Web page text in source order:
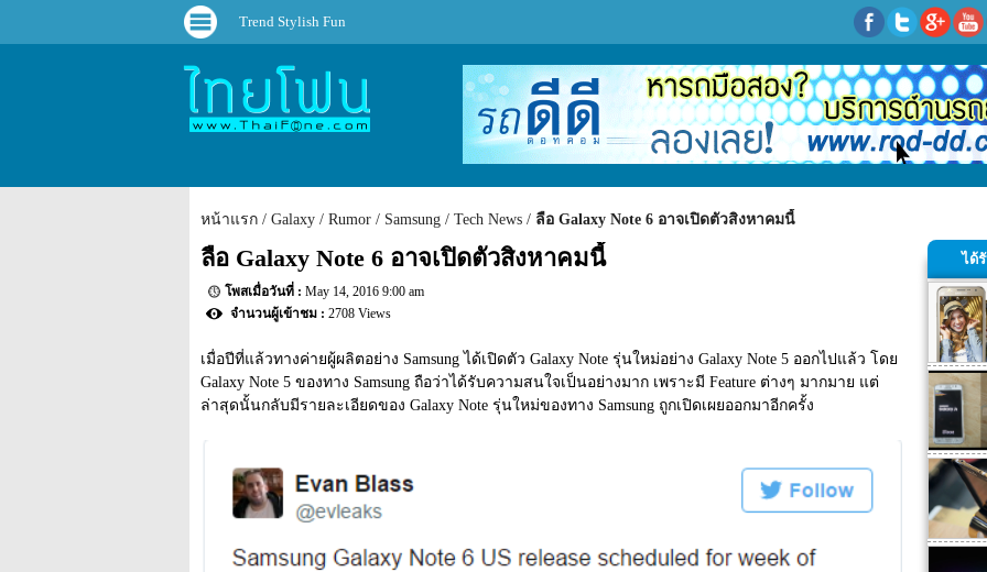
Trend Stylish Fun
หน้าแรก Galaxy Rumor Samsung Tech News ลือ Galaxy Note 6 อาจเปิดตัวสิงหาคมนี้
ลือ Galaxy Note 6 อาจเปิดตัวสิงหาคมนี้
May 14, 2016 9:00 am
2708 Views
เมื่อปีที่แล้วทางค่ายผู้ผลิตอย่าง Samsung ได้เปิดตัว Galaxy Note รุ่นใหม่อย่าง Galaxy Note 5 ออกไปแล้ว โดย
Galaxy Note 5 ของทาง Samsung ถือว่าได้รับความสนใจเป็นอย่างมาก เพราะมี Feature ต่างๆ มากมาย แต่
ล่าสุดนั้นกลับมีรายละเอียดของ Galaxy Note รุ่นใหม่ของทาง Samsung ถูกเปิดเผยออกมาอีกครั้ง
ได้